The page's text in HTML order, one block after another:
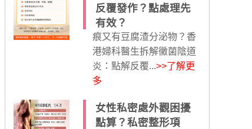
反覆發作？點處理先
有效？
痕又有豆腐渣分泌物？香
港婦科醫生拆解黴菌陰道
炎：點解反覆...>>了解更
多
女性私密處外觀困擾
點算？私密整形項